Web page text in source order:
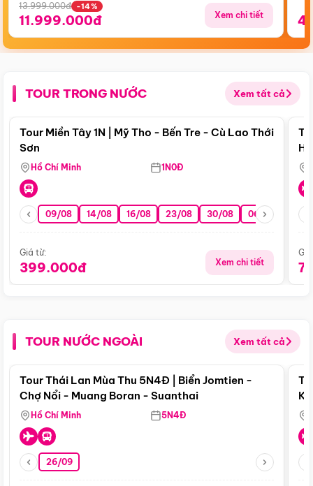
13.999.000đ -14%
11.999.000đ Xem chi tiết
TOUR TRONG NƯỚC Xem tất cả
Điểm nổi bật
Tour Miền Tây 1N | Mỹ Tho - Bến Tre - Cù Lao Thới
Sơn
Hồ Chí Minh 1N0Đ
09/08 14/08 16/08 23/08 30/08 06/09 13/09
Giá từ:
399.000đ Xem chi tiết
TOUR NƯỚC NGOÀI Xem tất cả
Điểm nổi bật
Tour Thái Lan Mùa Thu 5N4Đ | Biển Jomtien -
Chợ Nổi - Muang Boran - Suanthai
Hồ Chí Minh 5N4Đ
26/09